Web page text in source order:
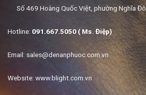
Số 469 Hoàng Quốc Việt, phường Nghĩa
Hotline: 091.667.5050 ( Ms. Điệp)
Email: sales@denanphuoc.com.vn
Website: www.blight.com.vn